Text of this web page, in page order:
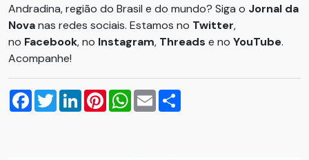
Andradina, região do Brasil e do mundo? Siga o Jornal da
Novanas redes sociais. Estamos no Twitter,
no Facebook, no Instagram, Threads e no YouTube.
Acompanhe!
Facebook
TwitterLinkedInPinterestWhatsApp
Email